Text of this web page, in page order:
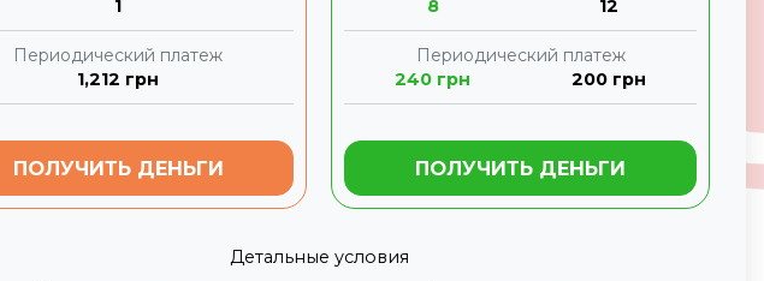
1
Периодический платеж
1,212 грн
ПОЛУЧИТЬ ДЕНЬГИ
8
12
Периодический платеж
240 грн 200грн
ПОЛУЧИТЬ ДЕНЬГИ
Детальные условия